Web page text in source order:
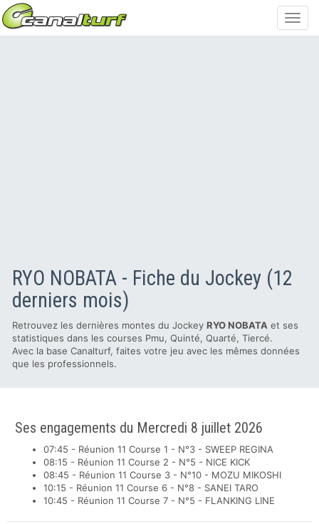
RYO NOBATA - Fiche du Jockey (12
derniers mois)
Retrouvez les dernières montes du Jockey RYO NOBATA et ses
statistiques dans les courses Pmu, Quinté, Quarté, Tiercé.
Avec la base Canalturf, faites votre jeu avec les mêmes données
que les professionnels.
Ses engagements du Mercredi 8 juillet 2026
07:45 - Réunion 11 Course 1 - N°3 - SWEEP REGINA
08:15 - Réunion 11 Course 2 - N°5 - NICE KICK
08:45 - Réunion 11 Course 3 - N°10 - MOZU MIKOSHI
10:15 - Réunion 11 Course 6 - N°8 - SANEI TARO
10:45 - Réunion 11 Course 7 - N°5 - FLANKING LINE